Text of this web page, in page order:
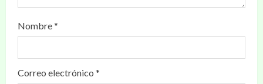
Nombre*
Correo electrónico *